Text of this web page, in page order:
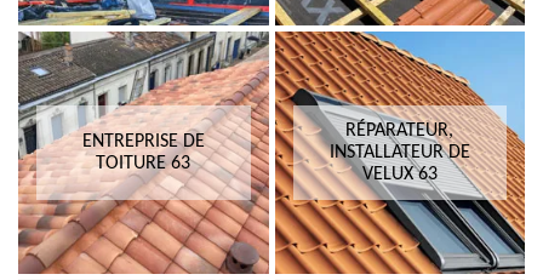
ENTREPRISE DE
TOITURE 63
RÉPARATEUR,
INSTALLATEUR DE
VELUX 63